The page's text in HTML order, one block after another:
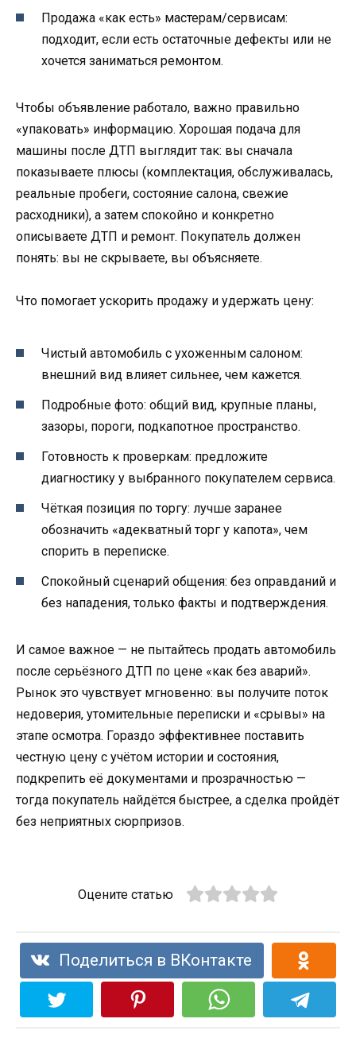
Продажа «как есть» мастерам/сервисам:
подходит, если есть остаточные дефекты или не
хочется заниматься ремонтом.
Чтобы объявление работало, важно правильно
«упаковать» информацию. Хорошая подача для
машины после ДТП выглядит так: вы сначала
показываете плюсы (комплектация, обслуживалась,
реальные пробеги, состояние салона, свежие
расходники), а затем спокойно и конкретно
описываете ДТП и ремонт. Покупатель должен
понять: вы не скрываете, вы объясняете.
Что помогает ускорить продажу и удержать цену:
Чистый автомобиль с ухоженным салоном:
внешний вид влияет сильнее, чем кажется.
Подробные фото: общий вид, крупные планы,
зазоры, пороги, подкапотное пространство.
Готовность к проверкам: предложите
диагностику у выбранного покупателем сервиса.
Чёткая позиция по торгу: лучше заранее
обозначить «адекватный торг у капота», чем
спорить в переписке.
Спокойный сценарий общения: без оправданий и
без нападения, только факты и подтверждения.
И самое важное — не пытайтесь продать автомобиль
после серьёзного ДТП по цене «как без аварий».
Рынок это чувствует мгновенно: вы получите поток
недоверия, утомительные переписки и «срывы» на
этапе осмотра. Гораздо эффективнее поставить
честную цену с учётом истории и состояния,
подкрепить её документами и прозрачностью —
тогда покупатель найдётся быстрее, а сделка пройдёт
без неприятных сюрпризов.
Оцените статью
Поделиться в ВКонтакте